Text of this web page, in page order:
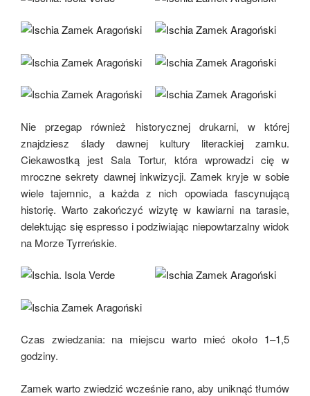
Nie przegap również historycznej drukarni, w której
znajdziesz ślady dawnej kultury literackiej zamku.
Ciekawostką jest Sala Tortur, która wprowadzi cię w
mroczne sekrety dawnej inkwizycji. Zamek kryje w sobie
wiele tajemnic, a każda z nich opowiada fascynującą
historię. Warto zakończyć wizytę w kawiarni na tarasie,
delektując się espresso i podziwiając niepowtarzalny widok
na Morze Tyrreńskie.
Czas zwiedzania: na miejscu warto mieć około 1–1,5
godziny.
Zamek warto zwiedzić wcześnie rano, aby uniknąć tłumów